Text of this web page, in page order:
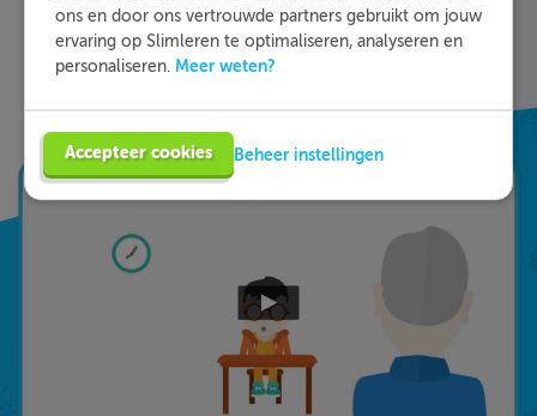
stof sneller te begrijpen. Daarnaast krijg je bij
ieder fout gegeven antwoord direct een heldere
uitleg hoe je de vraag het beste kunt oplossen.
ons en door ons vertrouwde partners gebruikt om jouw
ervaring op Slimleren te optimaliseren, analyseren en
personaliseren. Meer weten?
Accepteer cookies Beheer instellingen